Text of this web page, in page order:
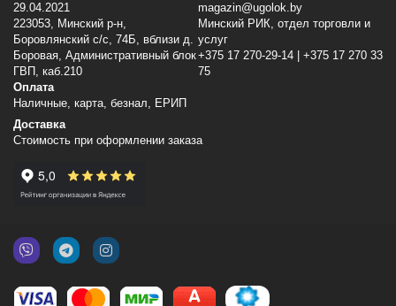
29.04.2021
223053, Минский p-н,
Боровлянский с/с, 74Б, вблизи д.
Боровая, Административный блок
ГВП, каб.210
magazin@ugolok.by
Минский РИК, отдел торговли и
услуг
+375 17 270-29-14 | +375 17 270 33
75
Оплата
Наличные, карта, безнал, ЕРИП
Доставка
Стоимость при оформлении заказа